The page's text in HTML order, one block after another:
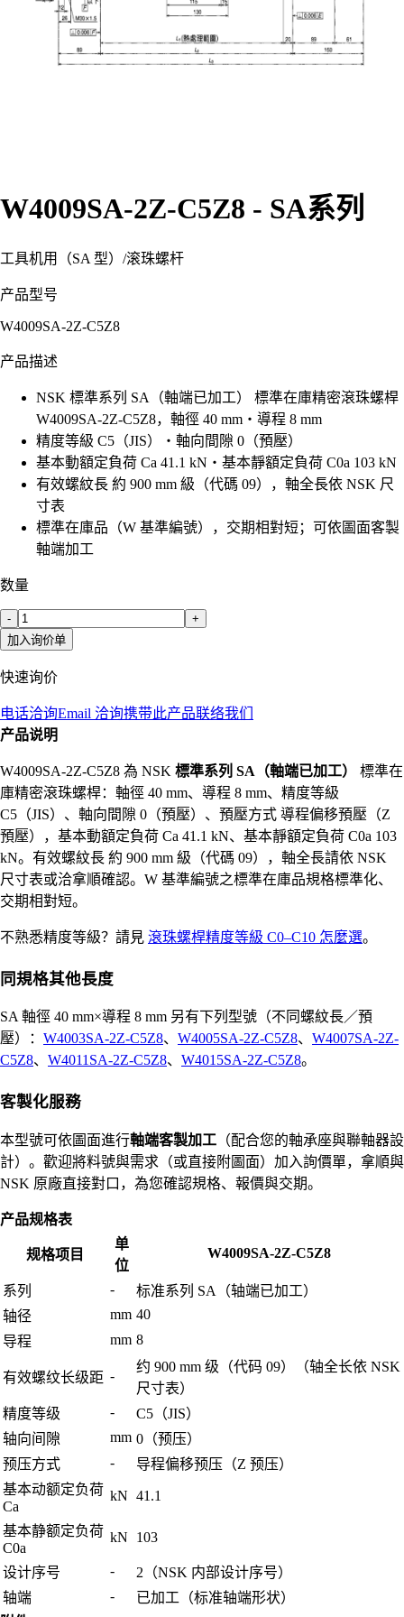
W4009SA-2Z-C5Z8 - SA系列
工具机用（SA 型） /滚珠螺杆
产品型号
W4009SA-2Z-C5Z8
产品描述
NSK 標準系列 SA（軸端已加工） 標準在庫精密滾珠螺桿
W4009SA-2Z-C5Z8，軸徑 40 mm・導程 8 mm
精度等級 C5（JIS）・軸向間隙 0（預壓）
基本動額定負荷 Ca 41.1 kN・基本靜額定負荷 C0a 103 kN
有效螺紋長 約 900 mm 級（代碼 09），軸全長依 NSK 尺
寸表
標準在庫品（W 基準編號），交期相對短；可依圖面客製
軸端加工
数量
-
+
加入询价单
快速询价
电话洽询Email 洽询携带此产品联络我们
产品说明
W4009SA-2Z-C5Z8 為 NSK 標準系列 SA（軸端已加工）
標準在
庫精密滾珠螺桿：軸徑 40 mm、導程 8 mm、精度等級
C5（JIS）、軸向間隙 0（預壓）、預壓方式 導程偏移預壓（Z
預壓），基本動額定負荷 Ca 41.1 kN、基本靜額定負荷 C0a 103
kN。有效螺紋長 約 900 mm 級（代碼 09），軸全長請依 NSK
尺寸表或洽拿順確認。W 基準編號之標準在庫品規格標準化、
交期相對短。
不熟悉精度等級？請見 滾珠螺桿精度等級 C0–C10 怎麼選。
同規格其他長度
SA 軸徑 40 mm×導程 8 mm 另有下列型號（不同螺紋長／預
壓）： W4003SA-2Z-C5Z8、 W4005SA-2Z-C5Z8、 W4007SA-2Z-
C5Z8、 W4011SA-2Z-C5Z8、 W4015SA-2Z-C5Z8。
客製化服務
本型號可依圖面進行軸端客製加工 （配合您的軸承座與聯軸器設
計）。歡迎將料號與需求（或直接附圖面）加入詢價單，拿順與
NSK 原廠直接對口，為您確認規格、報價與交期。
产品规格表
规格项目
单
位
W4009SA-2Z-C5Z8
系列 -
标准系列 SA（轴端已加工）
轴径
mm 40
导程
mm 8
有效螺纹长级距 -
约 900 mm 级（代码 09）（轴全长依 NSK
尺寸表）
精度等级
-
C5（JIS）
轴向间隙
mm 0（预压）
预压方式
-
导程偏移预压（Z 预压）
基本动额定负荷
Ca
kN 41.1
基本静额定负荷
C0a
kN 103
设计序号 -
2（NSK 内部设计序号）
轴端
-
已加工（标准轴端形状）